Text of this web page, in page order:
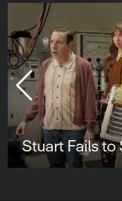
Stuart Fails